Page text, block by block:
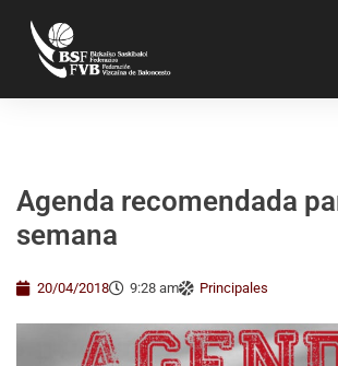
Agenda recomendada
semana
20/04/2018 9:28 am Principales